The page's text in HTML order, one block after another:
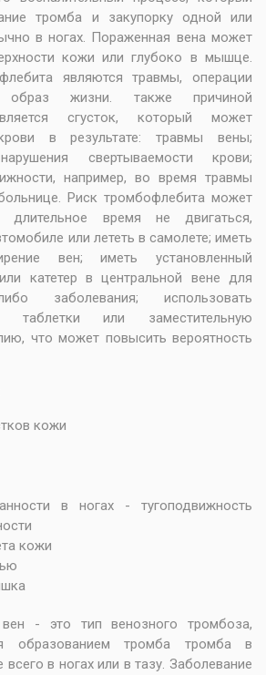
тромба и закупорку одной или
в ногах. Пораженная вена может
кожи или глубоко в мышце.
являются травмы, операции
образ жизни. также причиной
сгусток, который может
в результате: травмы вены;
свертываемости крови;
например, во время травмы
Риск тромбофлебита может
длительное время не двигаться,
или лететь в самолете; иметь
вен; иметь установленный
катетер в центральной вене для
заболевания; использовать
таблетки или заместительную
что может повысить вероятность
кожи
в ногах - тугоподвижность
кожи
- это тип венозного тромбоза,
образованием тромба тромба в
в ногах или в тазу. Заболевание